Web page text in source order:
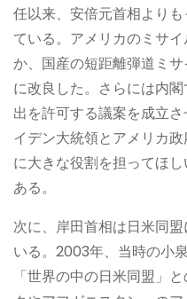
任以来、安倍元首相より
ている。アメリカのミサ
か、国産の短距離弾道ミ
に改良した。さらには内
出を許可する議案を成立
イデン大統領とアメリカ
に大きな役割を担ってほ
ある。
次に、岸田首相は日米同
いる。2003年、当時の小
「世界の中の日米同盟」